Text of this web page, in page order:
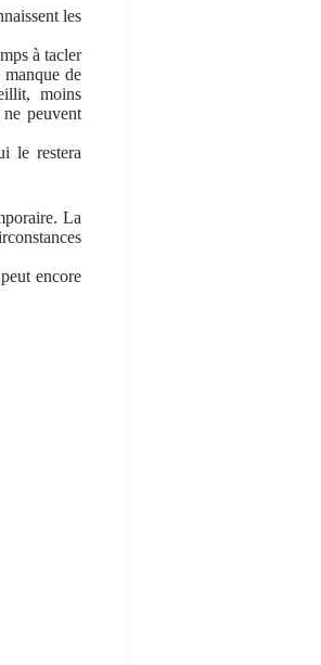
les
à tacler
de
moins
peuvent
le restera
La
encore